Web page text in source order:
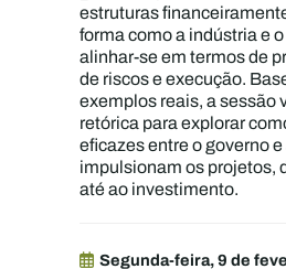
estruturas
forma como a indústria e
alinhar-se em termos de
de riscos e execução.
exemplos reais, a sessão
retórica para explorar
eficazes entre o governo
impulsionam os projetos,
até ao investimento.
Segunda-feira, 9 de